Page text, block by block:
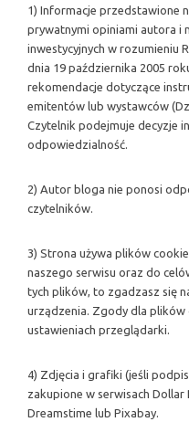
1) Informacje przedstawione
prywatnymi opiniami autora i
inwestycyjnych w rozumieniu
dnia 19 października 2005
rekomendacje dotyczące
emitentów lub wystawców
Czytelnik podejmuje decyzje
odpowiedzialność.
2) Autor bloga nie ponosi
czytelników.
3) Strona używa plików
naszego serwisu oraz do
tych plików, to zgadzasz się
urządzenia. Zgody dla plików
ustawieniach przeglądarki.
4) Zdjęcia i grafiki (jeśli
zakupione w serwisach Dollar
Dreamstime lub Pixabay.